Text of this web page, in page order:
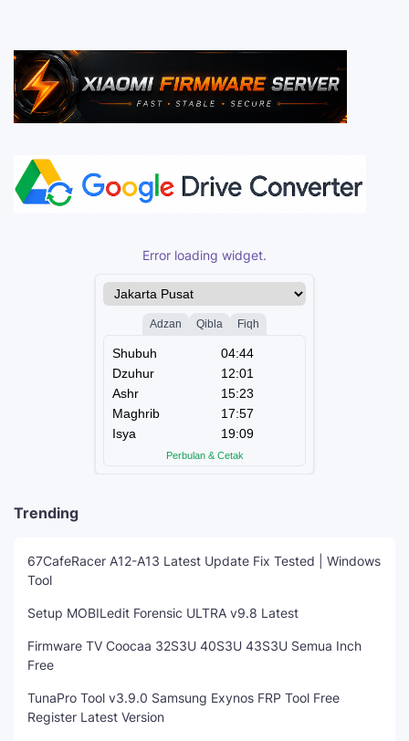
Error loading widget.
Trending
67CafeRacer A12-A13 Latest Update Fix Tested | Windows
Tool
Setup MOBILedit Forensic ULTRA v9.8 Latest
Firmware TV Coocaa 32S3U 40S3U 43S3U Semua Inch
Free
TunaPro Tool v3.9.0 Samsung Exynos FRP Tool Free
Register Latest Version